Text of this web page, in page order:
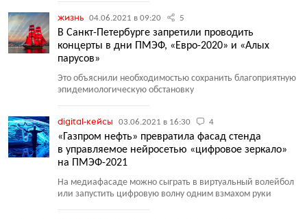
жизнь 04.06.2021 в 09:20 5
В Санкт-Петербурге запретили проводить
концерты в дни ПМЭФ, «Евро-2020» и «Алых
парусов»
Это объяснили необходимостью сохранить благоприятную
эпидемиологическую обстановку
digital-кейсы 03.06.2021 в 16:30 4
«Газпром нефть» превратила фасад стенда
в управляемое нейросетью «цифровое зеркало»
на ПМЭФ-2021
На медиафасаде можно сыграть в виртуальный волейбол
или запустить цифровую волну одним взмахом руки